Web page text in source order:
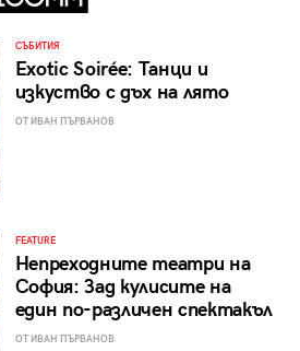
СЪБИТИЯ
Exotic Soirée: Танци и
изкуство с дъх на лято
ОТ ИВАН ПЪРВАНОВ
FEATURE
Непреходните театри на
София: Зад кулисите на
един по-различен спектакъл
ОТ ИВАН ПЪРВАНОВ